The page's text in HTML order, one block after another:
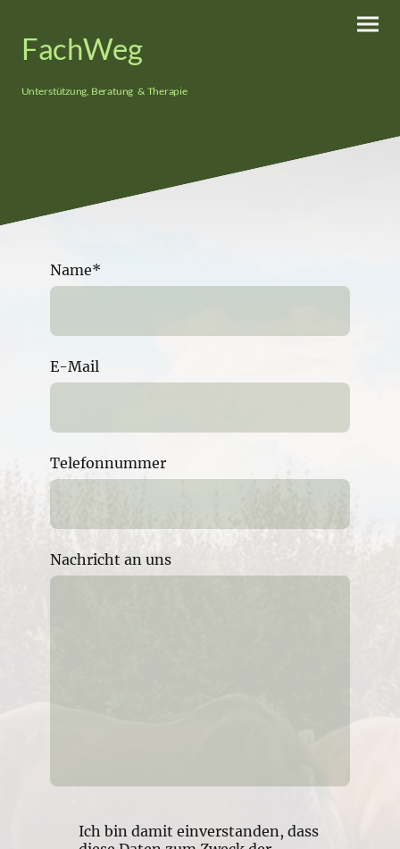
FachWeg
Unterstützung, Beratung & Therapie
Name*
E-Mail
Telefonnummer
Nachricht an uns
Ich bin damit einverstanden, dass